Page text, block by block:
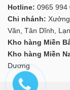
Hotline: 0965 994
Chi nhánh:
Văn, Tân Dĩnh,
Kho hàng Miền
Kho hàng Miền
Dương